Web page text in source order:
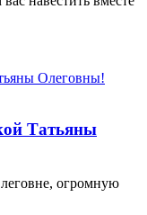
Татьяны
огромную